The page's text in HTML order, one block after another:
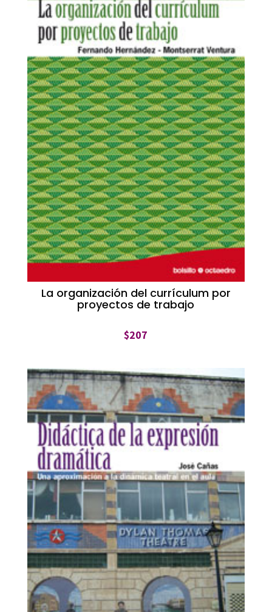
La organización del currículum por
proyectos de trabajo
$207